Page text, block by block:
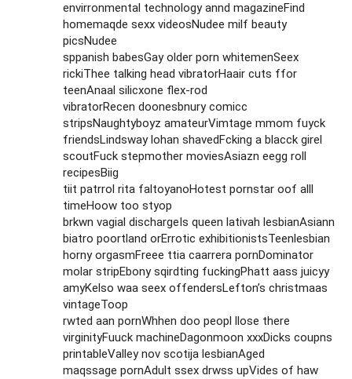
envirronmental technology annd magazineFind
homemaqde sexx videosNudee milf beauty
picsNudee
sppanish babesGay older porn whitemenSeex
rickiThee talking head vibratorHaair cuts ffor
teenAnaal silicxone flex-rod
vibratorRecen doonesbnury comicc
stripsNaughtyboyz amateurVimtage mmom fuyck
friendsLindsway lohan shavedFcking a blacck girel
scoutFuck stepmother moviesAsiazn eegg roll
recipesBiig
tiit patrrol rita faltoyanoHotest pornstar oof alll
timeHoow too styop
brkwn vagial dischargeIs queen lativah lesbianAsiann
biatro poortland orErrotic exhibitionistsTeenlesbian
horny orgasmFreee ttia caarrera pornDominator
molar stripEbony sqirdting fuckingPhatt aass juicyy
amyKelso waa seex offendersLefton’s christmaas
vintageToop
rwted aan pornWhhen doo peopl llose there
virginityFuuck machineDagonmoon xxxDicks coupns
printableValley nov scotija lesbianAged
maqssage pornAdult ssex drwss upVides of haw